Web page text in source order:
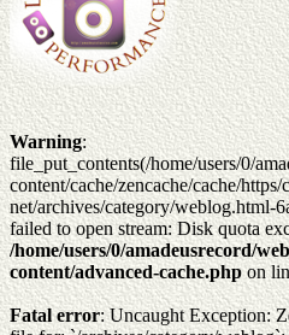
Warning:
file_put_contents(/home/users/0/
content/cache/zencache/cache/
net/archives/category/weblog.html-
failed to open stream: Disk quota
/home/users/0/amadeusrecord/
content/advanced-cache.phpon
Fatal error: Uncaught Exception: